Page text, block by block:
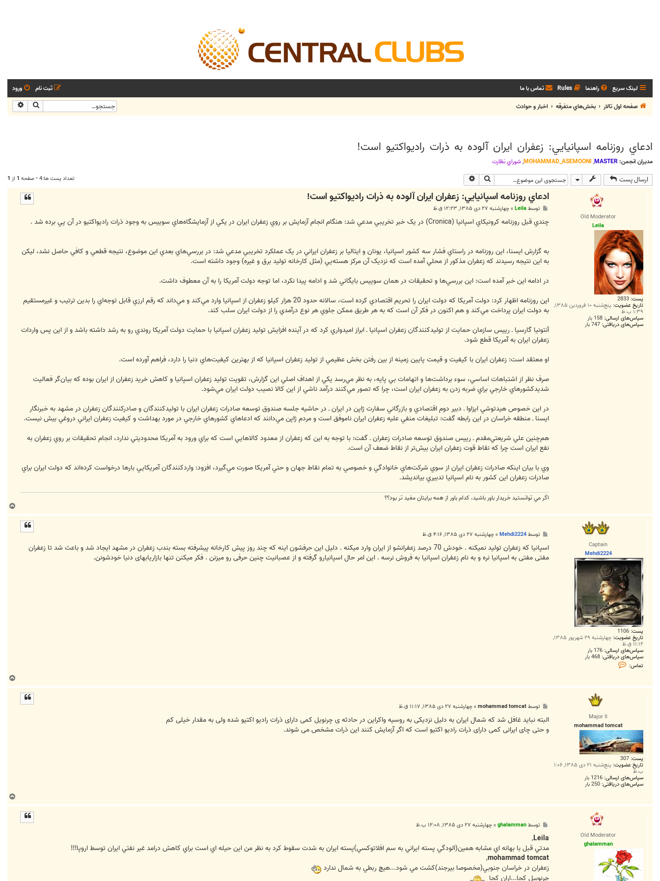
لینک سریع راهنما Rules تماس با ما ورود
ثبت نام
صفحه اول تالار
بخش‌‌هاي متفرقه اخبار و حوادث جستجو
ادعاي روزنامه اسپانيايي: زعفران ايران آلوده به ذرات راديواكتيو است!
مدیران انجمن: MASTER
,
MOHAMMAD_ASEMOONI
,شوراي نظارت
ارسال پست جستجو تعداد پست ها:4 • صفحه 1 از 1
Old Moderator
Leila
پست: 2833
تاریخ عضویت: پنج‌شنبه ۱۰ فروردین ۱۳۸۵,
۱:۳۹ ب.ظ
سپاس‌های ارسالی: 158 بار
سپاس‌های دریافتی: 747 بار
ادعاي روزنامه اسپانيايي: زعفران ايران آلوده به ذرات راديواكتيو است!
ت
توسطLeila
»چهارشنبه ۲۷ دی ۱۳۸۵, ۱۲:۲۳ ق.ظ
چندي قبل روزنامه كرونيكاي اسپانيا (Cronica) در يک خبر تخريبي مدعي شد: هنگام انجام آزمايش بر روي زعفران ايران در يکي از آزمايشگاه‌هاي سوييس به وجود ذرات راديواکتيو در آن پي برده شد .
به گزارش ايسنا، اين روزنامه در راستاي فشار سه کشور اسپانيا، يونان و ايتاليا بر زعفران ايراني در يک عملکرد تخريبي مدعي شد: در بررسي‌هاي بعدي اين موضوع، نتيجه قطعي و کافي حاصل نشد، ليکن
به اين نتيجه رسيدند که زعفران مذکور از محلي آمده است که نزديک آن مرکز هسته‌يي (مثل کارخانه توليد برق و غيره) وجود داشته است.
در ادامه اين خبر آمده است: اين بررسي‌ها و تحقيقات در همان سوييس بايگاني شد و ادامه پيدا نکرد، اما توجه دولت آمريکا را به آن معطوف داشت.
اين روزنامه اظهار كرد: دولت آمريکا که دولت ايران را تحريم اقتصادي کرده است، سالانه حدود 20 هزار کيلو زعفران از اسپانيا وارد مي‌کند و مي‌داند که رقم ارزي قابل توجه‌اي را بدين ترتيب و غيرمستقيم
به دولت ايران پرداخت مي‌كند و هم اکنون در فکر آن است که به هر طريق ممکن جلوي هر نوع درآمدي را از دولت ايران سلب كند.
آنتونيا گارسيا ـ رييس سازمان حمايت از توليدکنندگان زعفران اسپانيا ـ ابراز اميدواري کرد كه در آينده افزايش توليد زعفران اسپانيا با حمايت دولت آمريکا روندي رو به رشد داشته باشد و از اين پس واردات
زعفران ايران به آمريکا قطع شود.
او معتقد است: زعفران ايران با کيفيت و قيمت پايين زمينه از بين رفتن بخش عظيمي از توليد زعفران اسپانيا که از بهترين کيفيت‌هاي دنيا را دارد، فراهم آورده است.
صرف نظر از اشتباهات اساسي، سوء برداشت‌ها و اتهامات بي پايه، به نظر مي‌رسد يکي از اهداف اصلي اين گزارش، تقويت توليد زعفران اسپانيا و كاهش خريد زعفران از ايران بوده که بيان‌گر فعاليت
شديدکشورهاي خارجي براي ضربه زدن به زعفران ايران است، چرا که تصور مي‌کنند درآمد ناشي از اين کالا نصيب دولت ايران مي‌شود.
در اين خصوص هيدتوشي ايزاوا ـ دبير دوم اقتصادي و بازرگاني سفارت ژاپن در ايران ـ در حاشيه جلسه صندوق توسعه صادرات زعفران ايران با توليدکنندگان و صادرکنندگان زعفران در مشهد به خبرنگار
ايسنا ـ منطقه خراسان در اين رابطه گفت: تبليغات منفي عليه زعفران ايران ناموفق است و مردم ژاپن مي‌دانند که ادعاهاي کشورهاي خارجي در مورد بهداشت و کيفيت زعفران ايراني دروغي بيش نيست.
هم‌چنين علي شريعتي‌مقدم ـ رييس صندوق توسعه صادرات زعفران ـ گفت: با توجه به اين که زعفران از معدود کالاهايي است که براي ورود به آمريکا محدوديتي ندارد، انجام تحقيقات بر روي زعفران به
نفع ايران است چرا که نقاط قوت زعفران ايران بيش‌تر از نقاط ضعف آن است.
وي با بيان اينکه صادرات زعفران ايران از سوي شرکت‌هاي خانوادگي و خصوصي به تمام نقاط جهان و حتي آمريکا صورت مي‌گيرد، افزود: واردکنندگان آمريکايي بارها درخواست کرده‌اند که دولت ايران براي
صادرات زعفران اين کشور به نام اسپانيا تدبيري بيانديشد.
اگر مي توانستيد خريدار باور باشيد، كدام باور از همه برايتان مفيد تر بود؟؟
ا
Captain
Mehdi2224
پست: 1106
تاریخ عضویت: چهارشنبه ۲۹ شهریور ۱۳۸۵,
۱۱:۱۲ ق.ظ
سپاس‌های ارسالی: 176 بار
سپاس‌های دریافتی: 468 بار
تماس:
ت
M
2
2
4
ت
توسطMehdi2224
»چهارشنبه ۲۷ دی ۱۳۸۵, ۴:۱۶ ق.ظ
اسپانیا که زعفران تولید نمیکنه . خودش 70 درصد زعفرانشو از ایران وارد میکنه . دلیل این حرفشون اینه که چند روز پیش کارخانه پیشرفته بسته بندب زعفران در مشهد ایجاد شد و باعث شد تا زعفران
مفتی مفتی به اسپانیا نره و به نام زعفران اسپانیا به فروش نرسه . این امر حال اسپانیارو گرفته و از عصبانیت چنین حرفی رو میزنن . فکر میکنن تنها بازاریابهای دنیا خودشونن.
ا
Major II
mohammad tomcat
پست: 307
تاریخ عضویت: پنج‌شنبه ۲۱ دی ۱۳۸۵, ۱:۰۶
ب.ظ
سپاس‌های ارسالی: 1216 بار
سپاس‌های دریافتی: 250 بار
ت
توسطmohammad tomcat
»چهارشنبه ۲۷ دی ۱۳۸۵, ۱۱:۱۷ ق.ظ
البته نباید غافل شد که شمال ایران به دلیل نزدیکی به روسیه واکراین در حادثه ی چرنویل کمی دارای ذرات رادیو اکتیو شده ولی به مقدار خیلی کم
و حتی چای ایرانی کمی دارای ذرات رادیو اکتیو است که اگر آزمایش کنند این ذرات مشخص می شوند.
ا
Old Moderator
ghalamman
ت
توسطghalamman
»چهارشنبه ۲۷ دی ۱۳۸۵, ۱۲:۰۸ ب.ظ
Leila
,
مدتي قبل با بهانه اي مشابه همين(الودگي پسته ايراني به سم افلاتوکسي)پسته ايران به شدت سقوط کرد به نظر من اين حيله اي است براي کاهش درامد غير نفتي ايران توسط اروپا!!!
mohammad tomcat
,
زعفران در خراسان جنوبي(مخصوصا بيرجند)کشت مي شود...هيچ ربطي به شمال ندارد
چرنوبيل کجا...اران کجا